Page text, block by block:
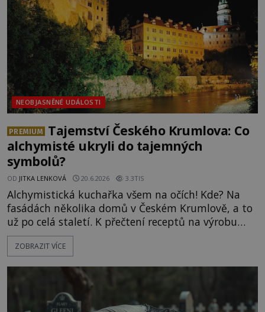
NEOBJASNĚNÉ UDÁLOSTI
PREMIUM
Tajemství Českého Krumlova: Co
alchymisté ukryli do tajemných
symbolů?
OD JITKA LENKOVÁ 20.6.2026 3.3TIS
Alchymistická kuchařka všem na očích! Kde? Na
fasádách několika domů v Českém Krumlově, a to
už po celá staletí. K přečtení receptů na výrobu
zlata, kamene mudrců a elixíru mládí nám ale
stále chybí to hlavní – správně porozumět tomu,
to s ENIGMOU pokusit!
ZOBRAZIT VÍCE